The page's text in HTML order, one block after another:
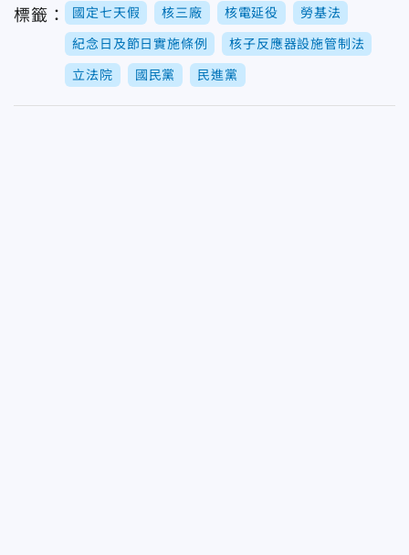
標籤： 國定七天假 核三廠 核電延役 勞基法
紀念日及節日實施條例 核子反應器設施管制法
立法院 國民黨 民進黨